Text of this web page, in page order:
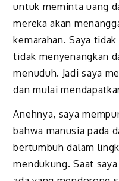
untuk meminta uang
mereka akan
kemarahan. Saya
tidak menyenangkan
menuduh. Jadi saya
dan mulai
Anehnya, saya
bahwa manusia pada
bertumbuh dalam
mendukung. Saat